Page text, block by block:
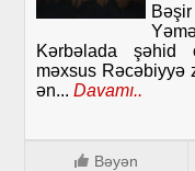
Kərbəlada şəhid
məxsus Rəcəbiyyə
ən... Davamı..
Bəyən